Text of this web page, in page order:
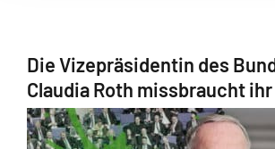
Die Vizepräsidentin des
Claudia Roth missbraucht